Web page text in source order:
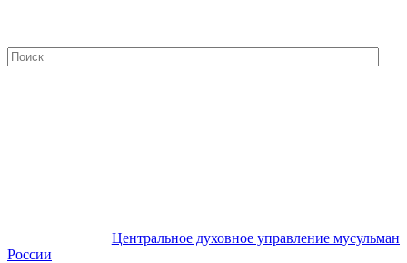
Центральное духовное управление мусульман
России